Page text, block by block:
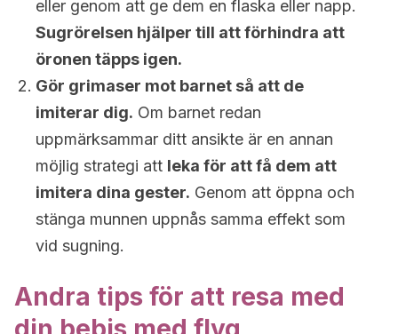
eller genom att ge dem en flaska eller napp.
Sugrörelsen hjälper till att förhindra att
öronen täpps igen.
Gör grimaser mot barnet så att de
imiterar dig. Om barnet redan
uppmärksammar ditt ansikte är en annan
möjlig strategi att leka för att få dem att
imitera dina gester. Genom att öppna och
stänga munnen uppnås samma effekt som
vid sugning.
Andra tips för att resa med